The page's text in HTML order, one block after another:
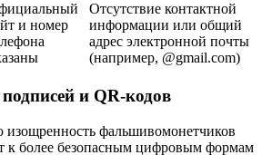
и номер
Отсутствие контактной
информации или общий
адрес электронной почты
(например, @gmail.com)
и QR-кодов
изощренность фальшивомонетчиков
к более безопасным цифровым формам